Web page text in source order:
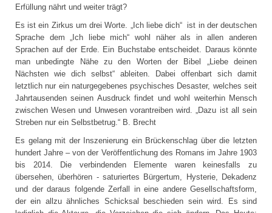
Erfüllung nährt und weiter trägt?
Es ist ein Zirkus um drei Worte. „Ich liebe dich“ ist in der deutschen
Sprache dem „Ich liebe mich“ wohl näher als in allen anderen
Sprachen auf der Erde. Ein Buchstabe entscheidet. Daraus könnte
man unbedingte Nähe zu den Worten der Bibel „Liebe deinen
Nächsten wie dich selbst“ ableiten. Dabei offenbart sich damit
letztlich nur ein naturgegebenes psychisches Desaster, welches seit
Jahrtausenden seinen Ausdruck findet und wohl weiterhin Mensch
zwischen Wesen und Unwesen vorantreiben wird. „Dazu ist all sein
Streben nur ein Selbstbetrug.“ B. Brecht
Es gelang mit der Inszenierung ein Brückenschlag über die letzten
hundert Jahre – von der Veröffentlichung des Romans im Jahre 1903
bis 2014. Die verbindenden Elemente waren keinesfalls zu
übersehen, überhören - saturiertes Bürgertum, Hysterie, Dekadenz
und der daraus folgende Zerfall in eine andere Gesellschaftsform,
der ein allzu ähnliches Schicksal beschieden sein wird. Es sind